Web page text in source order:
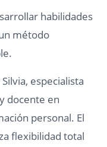
habilidades
método
especialista
docente en
personal. El
flexibilidad total